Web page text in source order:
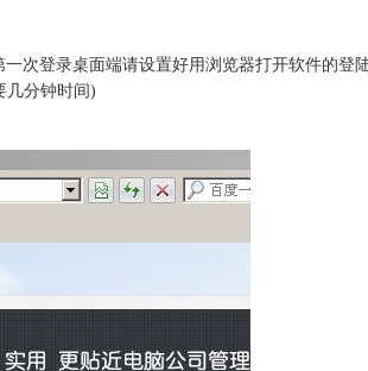
一次登录桌面端请设置好用浏览器打开软件的登
几分钟时间)